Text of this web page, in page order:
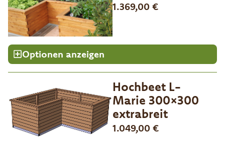
1.369,00 €
Optionen anzeigen
Hochbeet L-
Marie 300×300
extrabreit
1.049,00 €